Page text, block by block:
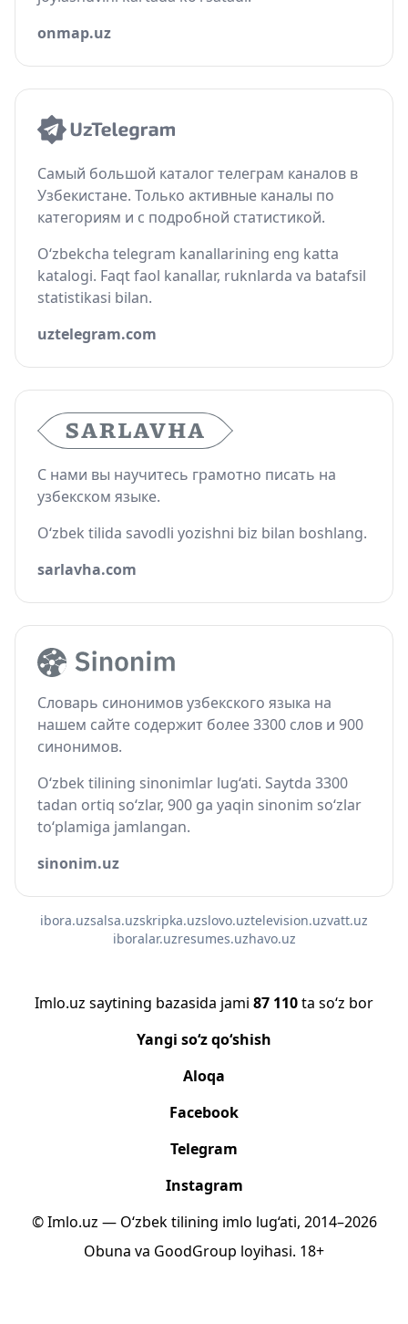
onmap.uz
Самый большой каталог телеграм каналов в
Узбекистане. Только активные каналы по
категориям и с подробной статистикой.
O‘zbekcha telegram kanallarining eng katta
katalogi. Faqt faol kanallar, ruknlarda va batafsil
statistikasi bilan.
uztelegram.com
С нами вы научитесь грамотно писать на
узбекском языке.
O‘zbek tilida savodli yozishni biz bilan boshlang.
sarlavha.com
Словарь синонимов узбекского языка на
нашем сайте содержит более 3300 слов и 900
синонимов.
O‘zbek tilining sinonimlar lug‘ati. Saytda 3300
tadan ortiq so‘zlar, 900 ga yaqin sinonim so‘zlar
to‘plamiga jamlangan.
sinonim.uz
ibora.uzsalsa.uzskripka.uzslovo.uztelevision.uzvatt.uz
iboralar.uzresumes.uzhavo.uz
Imlo.uz saytining bazasida jami 87 110ta so‘z bor
Yangi so‘z qo‘shish
Aloqa
Facebook
Telegram
Instagram
© Imlo.uz — O‘zbek tilining imlo lug‘ati, 2014–2026
Obuna va GoodGroup loyihasi. 18+